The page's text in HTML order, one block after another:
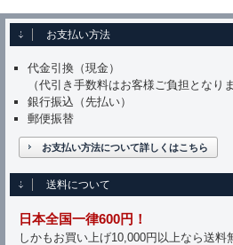
お支払い方法
代金引換（現金）
（代引き手数料はお客様ご負担となり
銀行振込（先払い）
郵便振替
お支払い方法について詳しくはこちら
送料について
日本全国一律600円！
しかもお買い上げ10,000円以上なら送料